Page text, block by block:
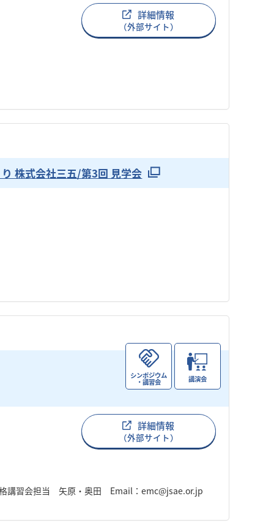
詳細情報
（外部サイト）
株式会社三五/第3回 見学会
シンポジウム
・講習会 講演会
詳細情報
（外部サイト）
講習会担当 矢原・奥田 Email：emc@jsae.or.jp